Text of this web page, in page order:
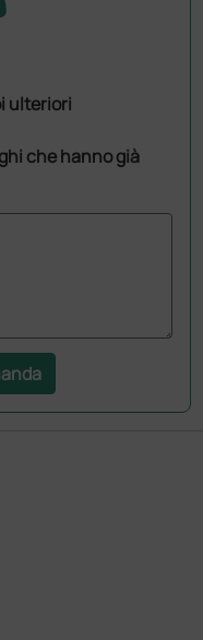
ulteriori
che hanno già